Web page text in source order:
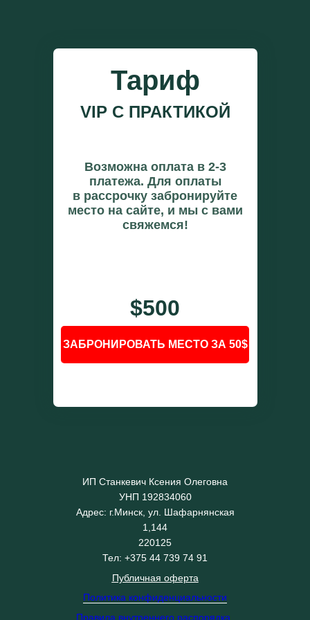
Тариф
VIP С ПРАКТИКОЙ
ЗАБРОНИРОВАТЬ МЕСТО ЗА 50$
$500
Возможна оплата в 2-3
платежа. Для оплаты
в рассрочку забронируйте
место на сайте, и мы с вами
свяжемся!
Политика конфиденциальности
ИП Станкевич Ксения Олеговна
УНП 192834060
Адрес: г.Минск, ул. Шафарнянская
1,144
220125
Тел: +375 44 739 74 91
Публичная оферта
Правила внутреннего распорядка